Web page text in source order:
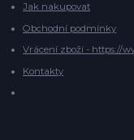
Jak nakupovat
Obchodní podmínky
Vrácení zboží - https://
Kontakty